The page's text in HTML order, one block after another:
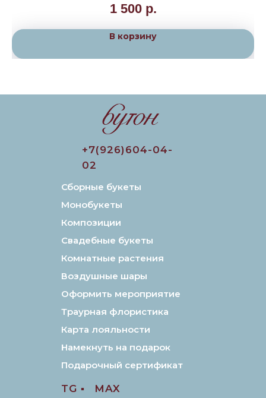
1 500 р.
В корзину
Свадебные букеты
Композиции
Монобукеты
Сборные букеты
Комнатные растения
Воздушные шары
Траурная флористика
Оформить мероприятие
Подарочный сертификат
Намекнуть на подарок
Карта лояльности
+7(926)604-04-
02
TG ▪️
MAX